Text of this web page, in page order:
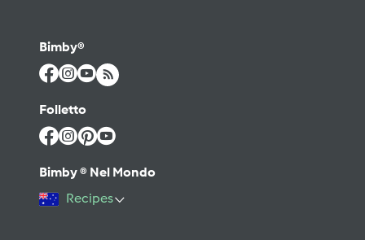
Bimby®
Folletto
Bimby ® Nel Mondo
Recipes